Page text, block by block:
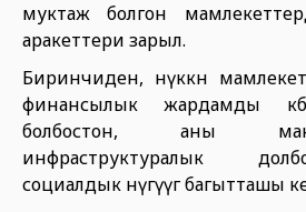
муктаж болгон
аракеттери зарыл.
Биринчиден, өнүккөн
финансылык жардамды
болбостон, аны
инфраструктуралык
социалдык өнүгүүгө багытташы